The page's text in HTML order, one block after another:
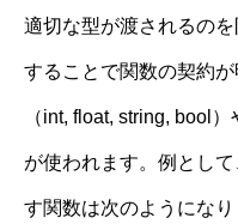
適切な型が渡されるの
することで関数の契約
（int, float, string, bool
が使われます。例とし
す関数は次のようにな